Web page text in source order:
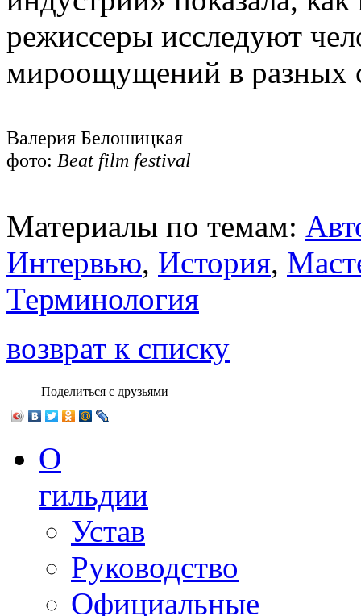
режиссеры исследуют
мироощущений в разных
Валерия Белошицкая
фото: Beat film festival
Материалы по темам:
Интервью, История,
Терминология
возврат к списку
Поделиться с друзьями
О
гильдии
Устав
Руководство
Официальные